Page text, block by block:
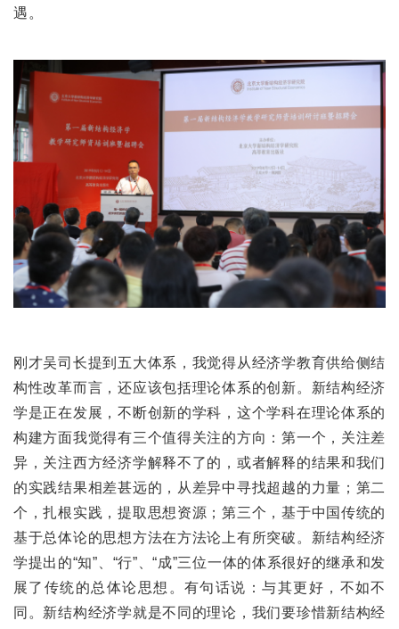
遇。
刚才吴司长提到五大体系，我觉得从经济学教育供给侧结
构性改革而言，还应该包括理论体系的创新。新结构经济
学是正在发展，不断创新的学科，这个学科在理论体系的
构建方面我觉得有三个值得关注的方向：第一个，关注差
异，关注西方经济学解释不了的，或者解释的结果和我们
的实践结果相差甚远的，从差异中寻找超越的力量；第二
个，扎根实践，提取思想资源；第三个，基于中国传统的
基于总体论的思想方法在方法论上有所突破。新结构经济
学提出的“知”、“行”、“成”三位一体的体系很好的继承和发
展了传统的总体论思想。有句话说：与其更好，不如不
同。新结构经济学就是不同的理论，我们要珍惜新结构经